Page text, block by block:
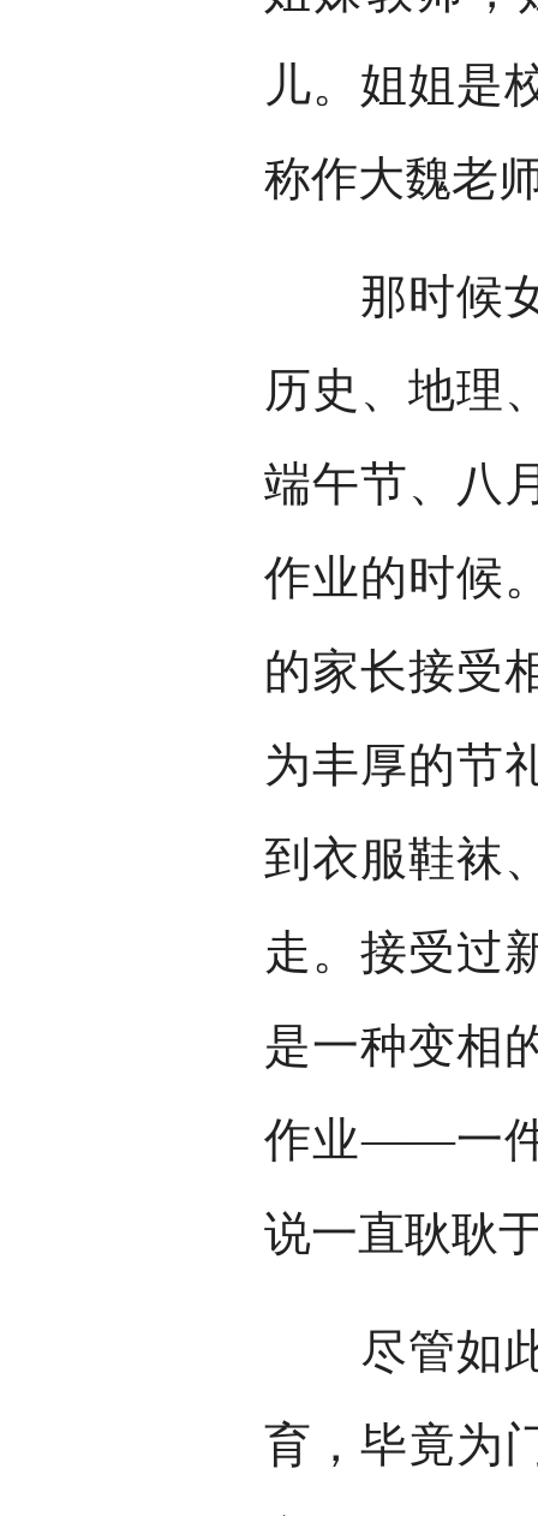
儿。姐姐是
称作大魏老
那时候女
历史、地理
端午节、八
作业的时候
的家长接受
为丰厚的节
到衣服鞋袜
走。接受过
是一种变相
作业——一件
说一直耿耿
尽管如此
育，毕竟为